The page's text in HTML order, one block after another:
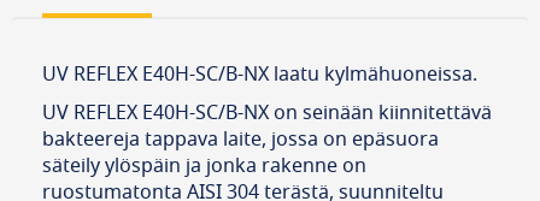
UV REFLEX E40H-SC/B-NX laatu kylmähuoneissa.
UV REFLEX E40H-SC/B-NX on seinään kiinnitettävä
bakteereja tappava laite, jossa on epäsuora
säteily ylöspäin ja jonka rakenne on
ruostumatonta AISI 304 terästä, suunniteltu